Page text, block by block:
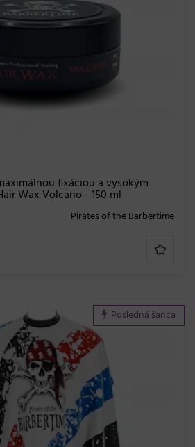
fixáciou a vysokým
Wax Volcano - 150 ml
Pirates of the Barbertime
Posledná šanca